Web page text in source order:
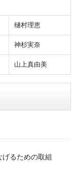
樋村理恵
神杉実奈
山上真由美
るための取組